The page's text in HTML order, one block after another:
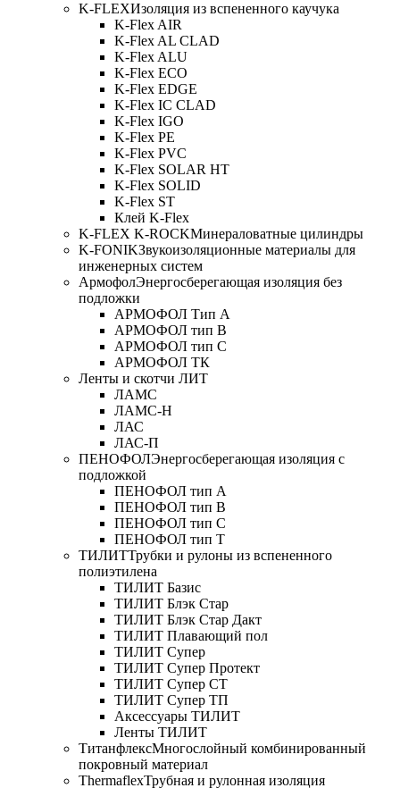
K-FLEXИзоляция из вспененного каучука
K-Flex AIR
K-Flex AL CLAD
K-Flex ALU
K-Flex ECO
K-Flex EDGE
K-Flex IC CLAD
K-Flex IGO
K-Flex PE
K-Flex PVC
K-Flex SOLAR HT
K-Flex SOLID
K-Flex ST
Клей K-Flex
K-FLEX K-ROCKМинераловатные цилиндры
K-FONIKЗвукоизоляционные материалы для
инженерных систем
АрмофолЭнергосберегающая изоляция без
подложки
АРМОФОЛ Тип А
АРМОФОЛ тип В
АРМОФОЛ тип C
АРМОФОЛ ТК
Ленты и скотчи ЛИТ
ЛАМС
ЛАМС-Н
ЛАС
ЛАС-П
ПЕНОФОЛЭнергосберегающая изоляция с
подложкой
ПЕНОФОЛ тип А
ПЕНОФОЛ тип B
ПЕНОФОЛ тип C
ПЕНОФОЛ тип T
ТИЛИТТрубки и рулоны из вспененного
полиэтилена
ТИЛИТ Базис
ТИЛИТ Блэк Стар
ТИЛИТ Блэк Стар Дакт
ТИЛИТ Плавающий пол
ТИЛИТ Супер
ТИЛИТ Супер Протект
ТИЛИТ Супер СТ
ТИЛИТ Супер ТП
Аксессуары ТИЛИТ
Ленты ТИЛИТ
ТитанфлексМногослойный комбинированный
покровный материал
ThermaflexТрубная и рулонная изоляция